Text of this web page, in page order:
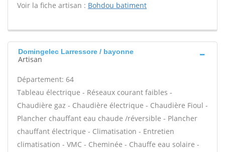
Voir la fiche artisan : Bohdou batiment
Domingelec Larressore / bayonne
Artisan
Département: 64
Tableau électrique - Réseaux courant faibles -
Chaudière gaz - Chaudière électrique - Chaudière Fioul -
Plancher chauffant eau chaude /réversible - Plancher
chauffant électrique - Climatisation - Entretien
climatisation - VMC - Cheminée - Chauffe eau solaire -